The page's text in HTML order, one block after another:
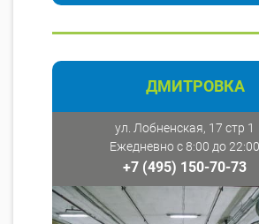
ДМИТРОВКА
ул. Лобненская, 17 стр 1
Ежедневно с 8:00 до 22:00
+7 (495) 150-70-73